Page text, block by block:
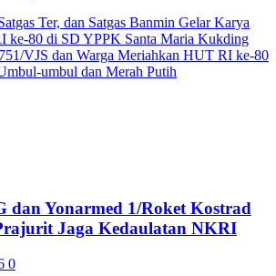
Ter, dan Satgas Banmin Gelar Karya
ke-80 di SD YPPK Santa Maria Kukding
VJS dan Warga Meriahkan HUT RI ke-80
umbul dan Merah Putih
dan Yonarmed 1/Roket Kostrad
Jaga Kedaulatan NKRI
0